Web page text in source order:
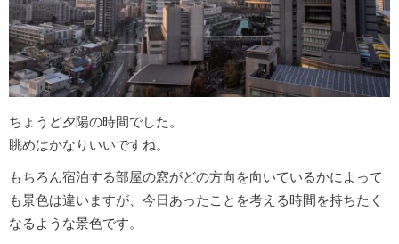
ちょうど夕陽の時間でした。
眺めはかなりいいですね。
もちろん宿泊する部屋の窓がどの方向を向いているかによって
も景色は違いますが、今日あったことを考える時間を持ちたく
なるような景色です。